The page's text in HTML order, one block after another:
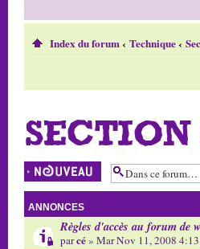
Index du forum‹ Technique‹
SECTION
Écrire un nouveau
sujet
ANNONCES
Règles d'accès au forum de
parcé» Mar Nov 11, 2008